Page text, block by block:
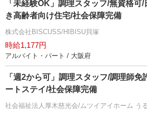
「未経験OK」調理スタッフ/無資格可
き高齢者向け住宅/社会保障完備
株式会社BISCUSS/HIBISU貝塚
時給1,177円
アルバイト・パート / 大阪府
「週2から可」調理スタッフ/調理師免
ートステイ/社会保障完備
社会福祉法人厚木慈光会/ムツイアイホーム う